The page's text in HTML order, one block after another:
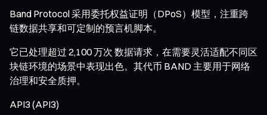
Band Protocol 采用委托权益证明（DPoS）模型，注重跨
链数据共享和可定制的预言机脚本。
它已处理超过 2,100 万次 数据请求，在需要灵活适配不同区
块链环境的场景中表现出色。其代币 BAND 主要用于网络
治理和安全质押。
API3 (API3)